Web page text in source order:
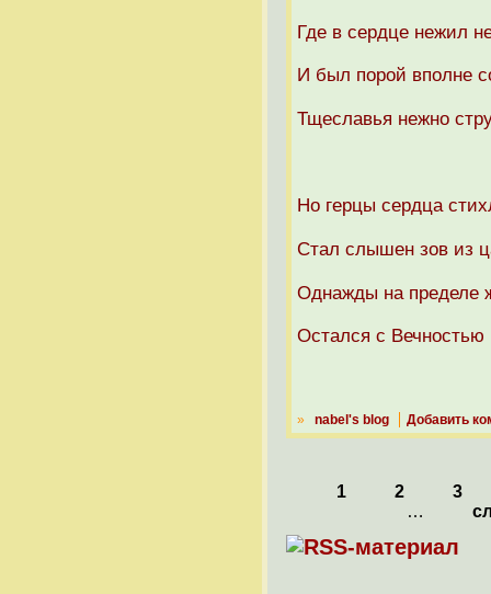
Где в сердце нежил
И был порой вполне
Тщеславья нежно
Но герцы сердца
Стал слышен зов из
Однажды на пределе
Остался с
» nabel's blog Добавить
1 2
3
…